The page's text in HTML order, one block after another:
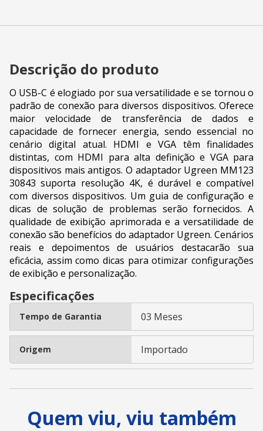
Descrição do produto
O USB-C é elogiado por sua versatilidade e se tornou o
padrão de conexão para diversos dispositivos. Oferece
maior velocidade de transferência de dados e
capacidade de fornecer energia, sendo essencial no
cenário digital atual. HDMI e VGA têm finalidades
distintas, com HDMI para alta definição e VGA para
dispositivos mais antigos. O adaptador Ugreen MM123
30843 suporta resolução 4K, é durável e compatível
com diversos dispositivos. Um guia de configuração e
dicas de solução de problemas serão fornecidos. A
qualidade de exibição aprimorada e a versatilidade de
conexão são benefícios do adaptador Ugreen. Cenários
reais e depoimentos de usuários destacarão sua
eficácia, assim como dicas para otimizar configurações
de exibição e personalização.
Especificações
Tempo de Garantia 03 Meses
Origem Importado
Quem viu, viu também